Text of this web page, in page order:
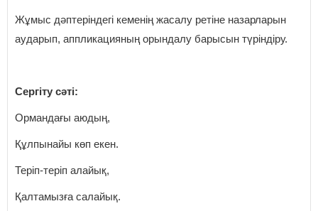
Жұмыс дәптеріндегі кеменің жасалу ретіне назарларын
аударып, аппликацияның орындалу барысын түріндіру.
Сергіту сәті:
Ормандағы аюдың,
Құлпынайы көп екен.
Теріп-теріп алайық,
Қалтамызға салайық.